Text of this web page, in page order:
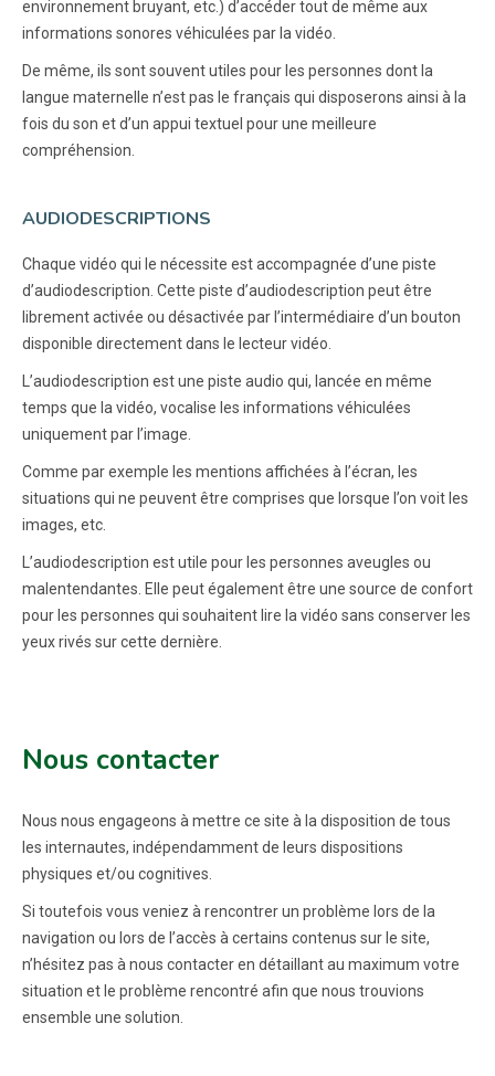
environnement bruyant, etc.) d’accéder tout de même aux
informations sonores véhiculées par la vidéo.
De même, ils sont souvent utiles pour les personnes dont la
langue maternelle n’est pas le français qui disposerons ainsi à la
fois du son et d’un appui textuel pour une meilleure
compréhension.
AUDIODESCRIPTIONS
Chaque vidéo qui le nécessite est accompagnée d’une piste
d’audiodescription. Cette piste d’audiodescription peut être
librement activée ou désactivée par l’intermédiaire d’un bouton
disponible directement dans le lecteur vidéo.
L’audiodescription est une piste audio qui, lancée en même
temps que la vidéo, vocalise les informations véhiculées
uniquement par l’image.
Comme par exemple les mentions affichées à l’écran, les
situations qui ne peuvent être comprises que lorsque l’on voit les
images, etc.
L’audiodescription est utile pour les personnes aveugles ou
malentendantes. Elle peut également être une source de confort
pour les personnes qui souhaitent lire la vidéo sans conserver les
yeux rivés sur cette dernière.
Nous contacter
Nous nous engageons à mettre ce site à la disposition de tous
les internautes, indépendamment de leurs dispositions
physiques et/ou cognitives.
Si toutefois vous veniez à rencontrer un problème lors de la
navigation ou lors de l’accès à certains contenus sur le site,
n’hésitez pas à nous contacter en détaillant au maximum votre
situation et le problème rencontré afin que nous trouvions
ensemble une solution.